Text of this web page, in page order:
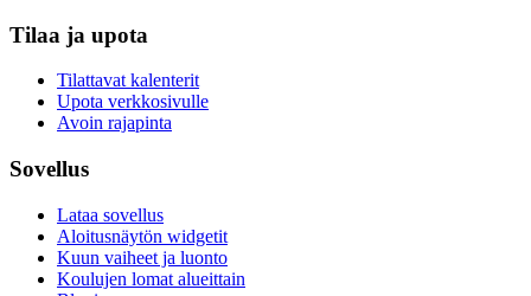
Tilaa ja upota
Tilattavat kalenterit
Upota verkkosivulle
Avoin rajapinta
Sovellus
Lataa sovellus
Aloitusnäytön widgetit
Kuun vaiheet ja luonto
Koulujen lomat alueittain